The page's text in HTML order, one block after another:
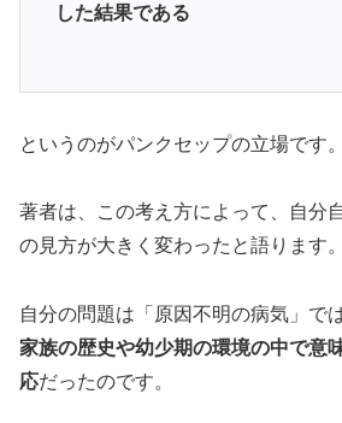
した結果である
というのがパンクセップの立場です。
著者は、この考え方によって、自分
の見方が大きく変わったと語ります。
自分の問題は「原因不明の病気」で
家族の歴史や幼少期の環境の中で意
応だったのです。